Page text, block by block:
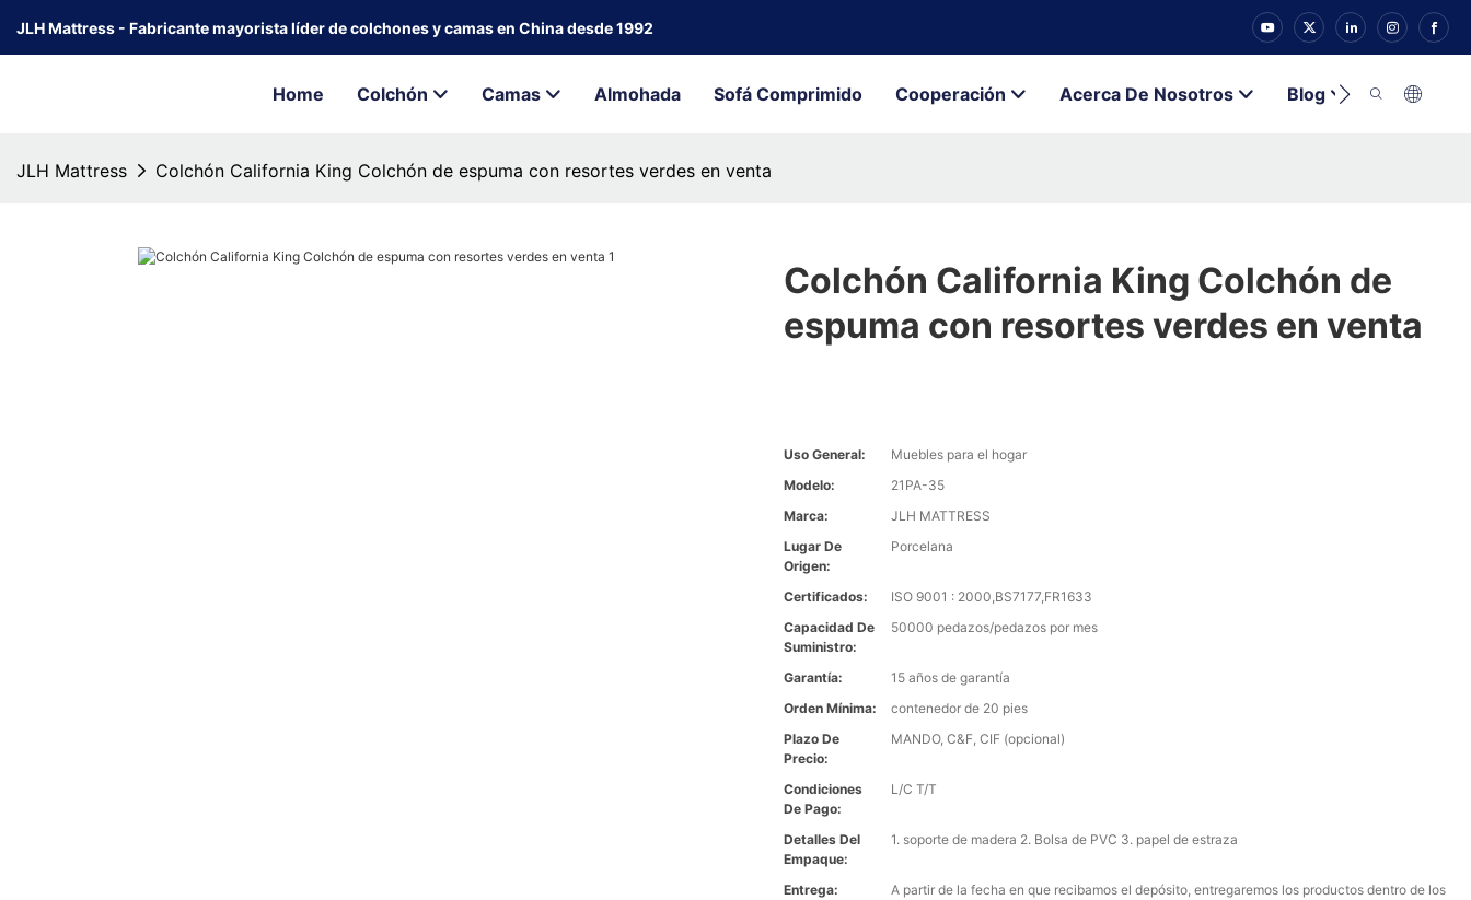
JLH Mattress - Fabricante mayorista líder de colchones y camas en China desde 1992
Home Colchón Camas Almohada Sofá Comprimido Cooperación Acerca De Nosotros Blog Contacto
JLH Mattress Colchón California King Colchón de espuma con resortes verdes en venta
Colchón California King Colchón de
espuma con resortes verdes en venta
Uso General:
Muebles para el hogar
Modelo:
21PA-35
Marca:
JLH MATTRESS
Lugar De
Origen:
Porcelana
Certificados:
ISO 9001 : 2000,BS7177,FR1633
Capacidad De
Suministro:
50000 pedazos/pedazos por mes
Garantía:
15 años de garantía
Orden Mínima:
contenedor de 20 pies
Plazo De
Precio:
MANDO, C&F, CIF (opcional)
Condiciones
De Pago:
L/C T/T
Detalles Del
Empaque:
1. soporte de madera 2. Bolsa de PVC 3. papel de estraza
Entrega:
A partir de la fecha en que recibamos el depósito, entregaremos los productos dentro de los